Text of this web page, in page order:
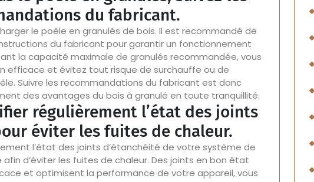
du fabricant.
le poêle en granulés de bois. Il est recommandé de
du fabricant pour garantir un fonctionnement
la capacité maximale de granulés recommandée, vous
efficace et évitez tout risque de surchauffe ou de
Suivre les recommandations du fabricant est donc
des avantages du bois à granulé en toute tranquillité.
régulièrement l’état des joints
éviter les fuites de chaleur.
l’état des joints d’étanchéité de votre système de
d’éviter les fuites de chaleur. Des joints en bon état
et optimisent la performance de votre appareil, vous